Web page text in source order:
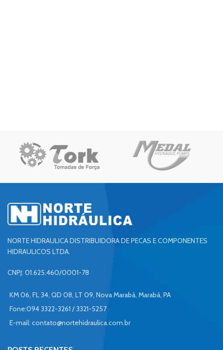
NORTE HIDRAULICA DISTRIBUIDORA DE PECAS E COMPONENTES
HIDRAULICOS LTDA.
CNPJ: 01.625.460/0001-78
KM 06, FL 34, QD 08, LT 09, Nova Marabá, Marabá, PA
Fone:094 3322-3261 / 3321-5257
E-mail: contato@nortehidraulica.com.br